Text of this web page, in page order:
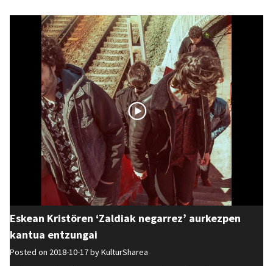
Eskean Kristören ‘Zaldiak negarrez’ aurkezpen
kantua entzungai
Posted on 2018-10-17 byKulturSharea